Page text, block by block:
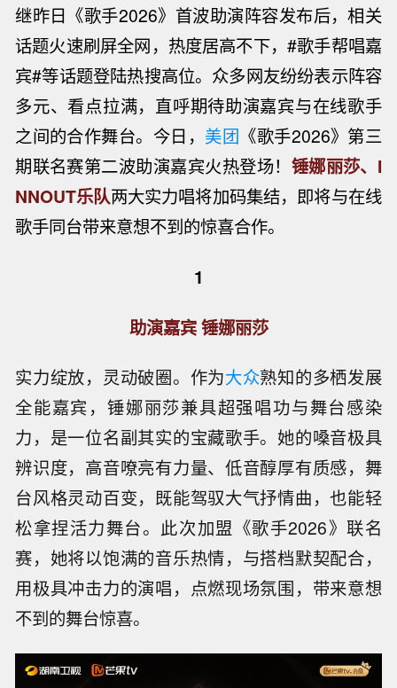
继昨日《歌手2026》首波助演阵容发布后，相关
话题火速刷屏全网，热度居高不下，#歌手帮唱嘉
宾#等话题登陆热搜高位。众多网友纷纷表示阵容
多元、看点拉满，直呼期待助演嘉宾与在线歌手
之间的合作舞台。今日， 美团 《歌手2026》第三
期联名赛第二波助演嘉宾火热登场！ 锤娜丽莎、I
NNOUT乐队两大实力唱将加码集结，即将与在线
歌手同台带来意想不到的惊喜合作。
1
助演嘉宾 锤娜丽莎
实力绽放，灵动破圈。作为大众熟知的多栖发展
全能嘉宾，锤娜丽莎兼具超强唱功与舞台感染
力，是一位名副其实的宝藏歌手。她的嗓音极具
辨识度，高音嘹亮有力量、低音醇厚有质感，舞
台风格灵动百变，既能驾驭大气抒情曲，也能轻
松拿捏活力舞台。此次加盟《歌手2026》联名
赛，她将以饱满的音乐热情，与搭档默契配合，
用极具冲击力的演唱，点燃现场氛围，带来意想
不到的舞台惊喜。